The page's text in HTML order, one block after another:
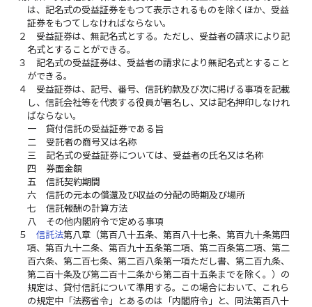
は、記名式の受益証券をもつて表示されるものを除くほか、受益
証券をもつてしなければならない。
２
受益証券は、無記名式とする。ただし、受益者の請求により記
名式とすることができる。
３
記名式の受益証券は、受益者の請求により無記名式とすること
ができる。
４
受益証券は、記号、番号、信託約款及び次に掲げる事項を記載
し、信託会社等を代表する役員が署名し、又は記名押印しなけれ
ばならない。
一
貸付信託の受益証券である旨
二
受託者の商号又は名称
三
記名式の受益証券については、受益者の氏名又は名称
四
券面金額
五
信託契約期間
六
信託の元本の償還及び収益の分配の時期及び場所
七
信託報酬の計算方法
八
その他内閣府令で定める事項
５
信託法第八章（第百八十五条、第百八十七条、第百九十条第四
項、第百九十二条、第百九十五条第二項、第二百条第二項、第二
百六条、第二百七条、第二百八条第一項ただし書、第二百九条、
第二百十条及び第二百十二条から第二百十五条までを除く。）の
規定は、貸付信託について準用する。この場合において、これら
の規定中「法務省令」とあるのは「内閣府令」と、同法第百八十